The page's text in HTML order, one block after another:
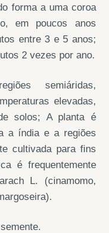
forma a uma coroa
em poucos anos
entre 3 e 5 anos;
2 vezes por ano.
semiáridas,
elevadas,
solos; A planta é
a índia e a regiões
cultivada para fins
é frequentemente
L. (cinamomo,